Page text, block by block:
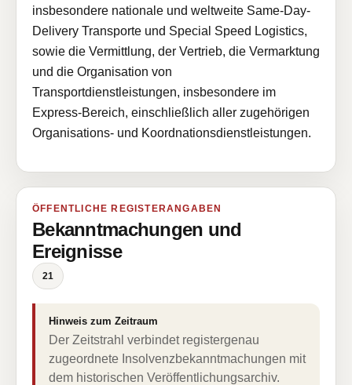
insbesondere nationale und weltweite Same-Day-
Delivery Transporte und Special Speed Logistics,
sowie die Vermittlung, der Vertrieb, die Vermarktung
und die Organisation von
Transportdienstleistungen, insbesondere im
Express-Bereich, einschließlich aller zugehörigen
Organisations- und Koordnationsdienstleistungen.
ÖFFENTLICHE REGISTERANGABEN
Bekanntmachungen und
Ereignisse
21
Hinweis zum Zeitraum
Der Zeitstrahl verbindet registergenau
zugeordnete Insolvenzbekanntmachungen mit
dem historischen Veröffentlichungsarchiv.